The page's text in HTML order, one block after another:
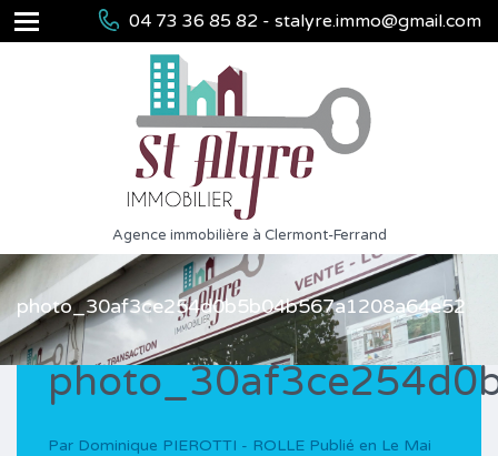
04 73 36 85 82 - stalyre.immo@gmail.com
Agence immobilière à Clermont-Ferrand
photo_30af3ce254d0b5b04b567a1208a64e52
Par Dominique PIEROTTI - ROLLE Publié en Le Mai